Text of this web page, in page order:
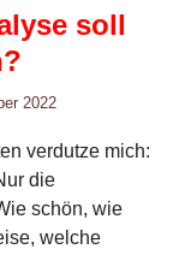
soll
2022
verdutze mich:
die
schön, wie
welche